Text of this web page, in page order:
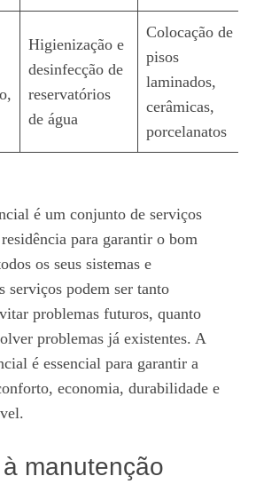
Higienização e
desinfecção de
reservatórios
de água
Colocação de
pisos
laminados,
cerâmicas,
porcelanatos
é um conjunto de serviços
para garantir o bom
os seus sistemas e
serviços podem ser tanto
problemas futuros, quanto
problemas já existentes. A
é essencial para garantir a
economia, durabilidade e
manutenção